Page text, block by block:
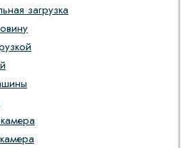
загрузка